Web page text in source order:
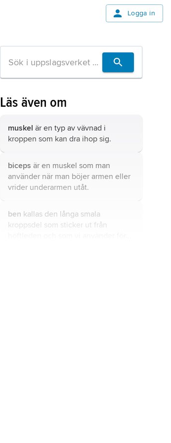
Logga in
Läs även om
muskel är en typ av vävnad i
kroppen som kan dra ihop sig.
biceps är en muskel som man
använder när man böjer armen eller
vrider underarmen utåt.
ben kallas den långa smala
kroppsdel som sticker ut från